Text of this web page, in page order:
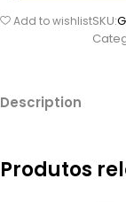
Add to wishlistSKU:
Description
Produtos